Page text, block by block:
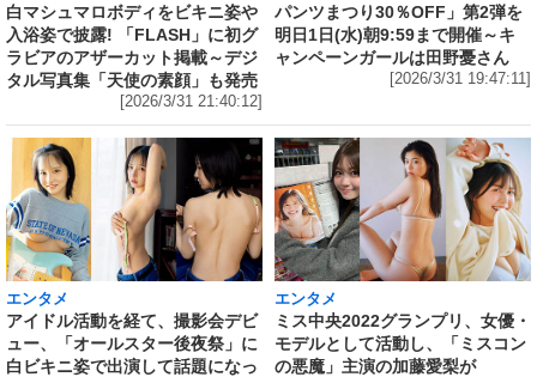
白マシュマロボディをビキニ姿や
入浴姿で披露! 「FLASH」に初グ
ラビアのアザーカット掲載～デジ
タル写真集「天使の素顔」も発売
[2026/3/31 21:40:12]
パンツまつり30％OFF」第2弾を
明日1日(水)朝9:59まで開催～キ
ャンペーンガールは田野憂さん
[2026/3/31 19:47:11]
エンタメ
アイドル活動を経て、撮影会デビ
ュー、「オールスター後夜祭」に
白ビキニ姿で出演して話題になっ
エンタメ
ミス中央2022グランプリ、女優・
モデルとして活動し、「ミスコン
の悪魔」主演の加藤愛梨が